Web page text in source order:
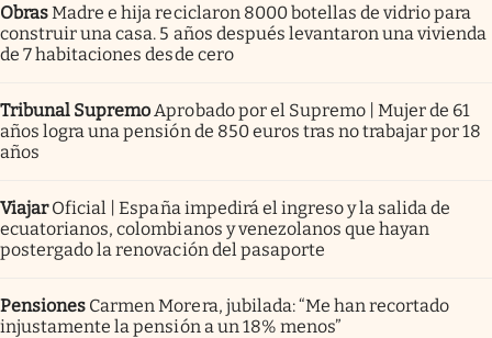
ObrasMadre e hija reciclaron 8000 botellas de vidrio para
construir una casa. 5 años después levantaron una vivienda
de 7 habitaciones desde cero
Tribunal Supremo Aprobado por el Supremo | Mujer de 61
años logra una pensión de 850 euros tras no trabajar por 18
años
Viajar Oficial | España impedirá el ingreso y la salida de
ecuatorianos, colombianos y venezolanos que hayan
postergado la renovación del pasaporte
Pensiones Carmen Morera, jubilada: “Me han recortado
injustamente la pensión a un 18% menos”